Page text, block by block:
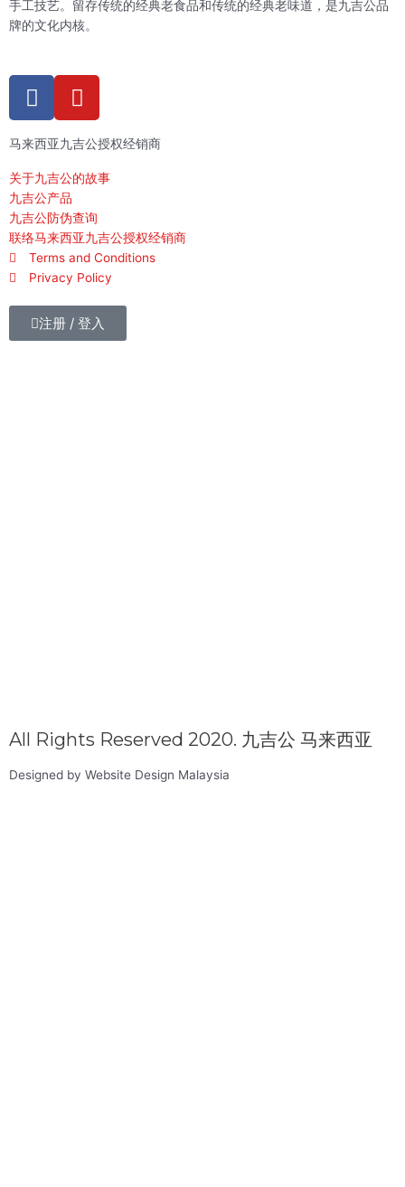
手工技艺。留存传统的经典老食品和传统的经典老味道，是九吉公品
牌的文化内核。
F
a
e
b
o
o
k
-
f
Y
o
u
t
u
e
马来西亚九吉公授权经销商
关于九吉公的故事
九吉公产品
九吉公防伪查询
联络马来西亚九吉公授权经销商
Terms and Conditions
Privacy Policy
注册 / 登入
All Rights Reserved 2020. 九吉公 马来西亚
Designed by Website Design Malaysia